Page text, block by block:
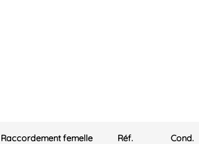
Raccordement femelle Réf. Cond.